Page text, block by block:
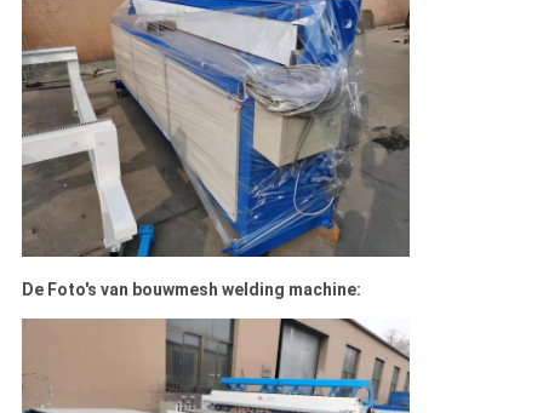
De Foto's van bouwmesh welding machine: